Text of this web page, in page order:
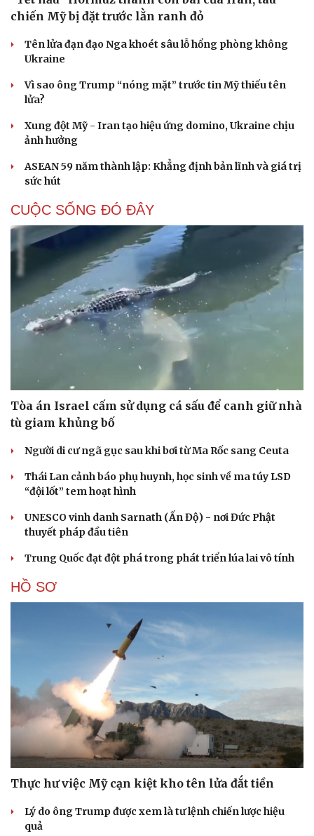
Cải chính
chiến Mỹ bị đặt trước lằn ranh đỏ
Tên lửa đạn đạo Nga khoét sâu lỗ hổng phòng không
Ukraine
Vì sao ông Trump “nóng mặt” trước tin Mỹ thiếu tên
lửa?
Xung đột Mỹ - Iran tạo hiệu ứng domino, Ukraine chịu
ảnh hưởng
ASEAN 59 năm thành lập: Khẳng định bản lĩnh và giá trị
sức hút
CUỘC SỐNG ĐÓ ĐÂY
Tòa án Israel cấm sử dụng cá sấu để canh giữ nhà
tù giam khủng bố
Người di cư ngã gục sau khi bơi từ Ma Rốc sang Ceuta
Thái Lan cảnh báo phụ huynh, học sinh về ma túy LSD
“đội lốt” tem hoạt hình
UNESCO vinh danh Sarnath (Ấn Độ) - nơi Đức Phật
thuyết pháp đầu tiên
Trung Quốc đạt đột phá trong phát triển lúa lai vô tính
HỒ SƠ
Thực hư việc Mỹ cạn kiệt kho tên lửa đắt tiền
Lý do ông Trump được xem là tư lệnh chiến lược hiệu
quả